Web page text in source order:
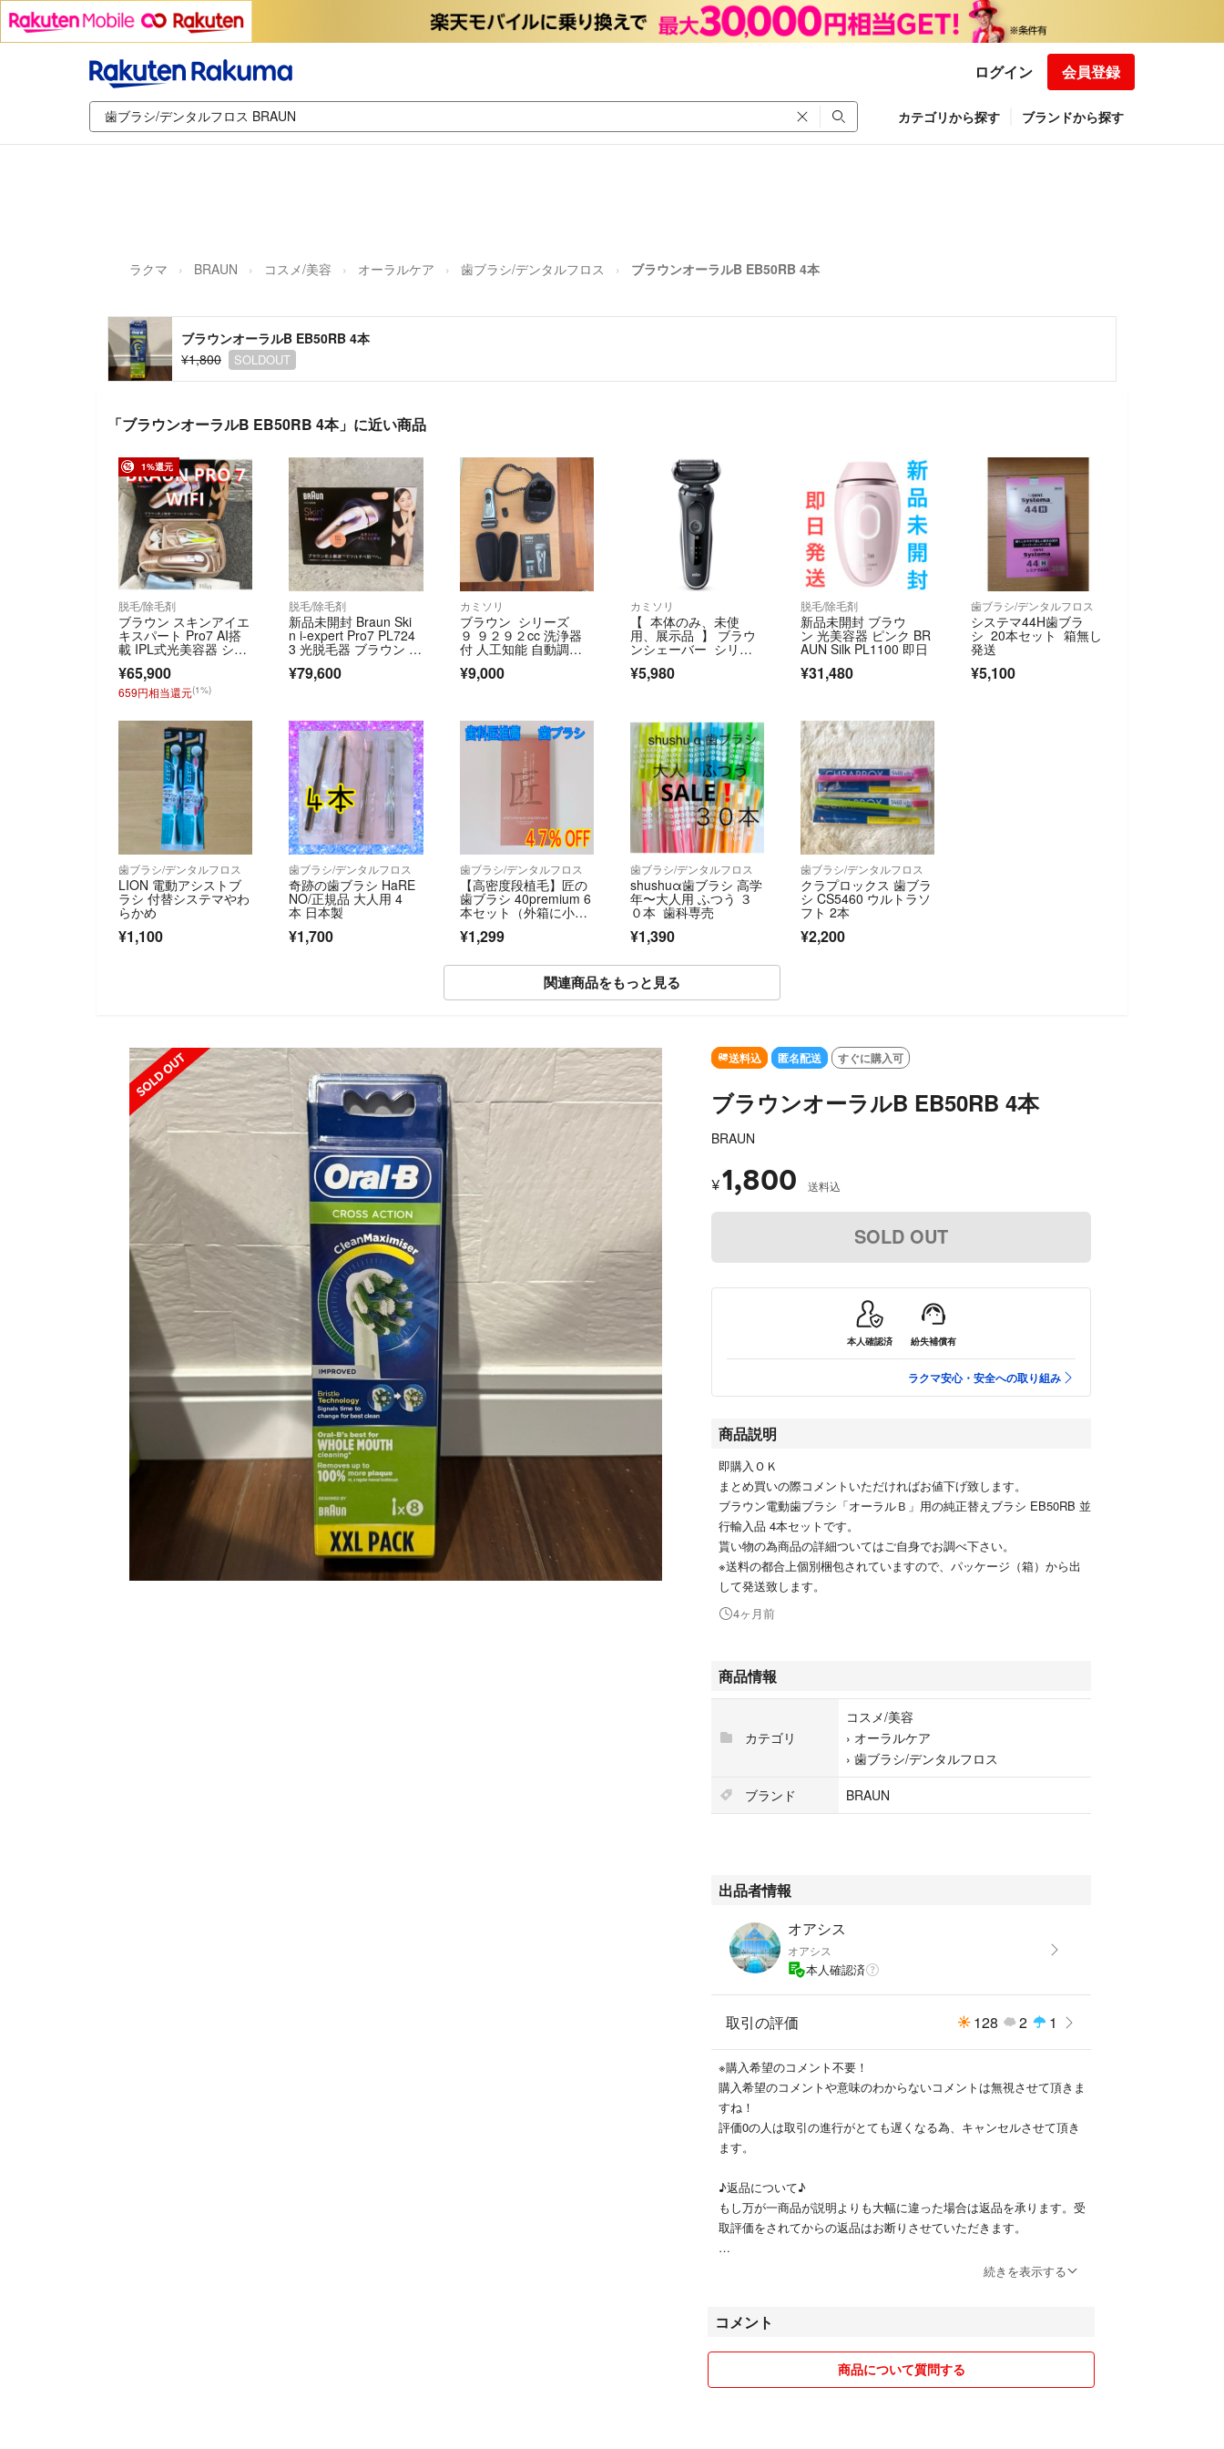
ログイン 会員登録
カテゴリから探す ブランドから探す
ラクマ BRAUN コスメ/美容 オーラルケア 歯ブラシ/デンタルフロス ブラウンオーラルB EB50RB 4本
ブラウンオーラルB EB50RB 4本
¥1,800
SOLDOUT
「ブラウンオーラルB EB50RB 4本」に近い商品
1%還元
脱毛/除毛剤
ブラウン スキンアイエ
キスパート Pro7 AI搭
載 IPL式光美容器 シル
クエキスパート Pro 7 i
-expert 脱毛器
¥65,900
659円相当還元(1%)
脱毛/除毛剤
新品未開封 Braun Ski
n i-expert Pro7 PL724
3 光脱毛器 ブラウン ス
キンアイエキスパート
¥79,600
カミソリ
ブラウン シリーズ
９ ９２９２cc 洗浄器
付 人工知能 自動調
整 風呂剃り可
¥9,000
カミソリ
【 本体のみ、未使
用、展示品 】 ブラウ
ンシェーバー シリー
ズ5
¥5,980
脱毛/除毛剤
新品未開封 ブラウ
ン 光美容器 ピンク BR
AUN Silk PL1100 即日
¥31,480
歯ブラシ/デンタルフロス
システマ44H歯ブラ
シ 20本セット 箱無し
発送
¥5,100
歯ブラシ/デンタルフロス
LION 電動アシストブ
ラシ 付替システマやわ
らかめ
¥1,100
歯ブラシ/デンタルフロス
奇跡の歯ブラシ HaRE
NO/正規品 大人用 4
本 日本製
¥1,700
歯ブラシ/デンタルフロス
【高密度段植毛】匠の
歯ブラシ 40premium 6
本セット（外箱に小傷
¥1,299
歯ブラシ/デンタルフロス
shushuα歯ブラシ 高学
年〜大人用 ふつう ３
０本 歯科専売
¥1,390
歯ブラシ/デンタルフロス
クラプロックス 歯ブラ
シ CS5460 ウルトラソ
フト 2本
¥2,200
関連商品をもっと見る
SOLD OUT 送料込 匿名配送 すぐに購入可
ブラウンオーラルB EB50RB 4本
BRAUN
¥1,800 送料込
SOLD OUT
本人確認済 紛失補償有
ラクマ安心・安全への取り組み
商品説明
即購入ＯＫ
まとめ買いの際コメントいただければお値下げ致します。
ブラウン電動歯ブラシ「オーラルＢ」用の純正替えブラシ EB50RB 並
行輸入品 4本セットです。
貰い物の為商品の詳細ついてはご自身でお調べ下さい。
※送料の都合上個別梱包されていますので、パッケージ（箱）から出
して発送致します。
4ヶ月前
商品情報
カテゴリ
コスメ/美容
› オーラルケア
› 歯ブラシ/デンタルフロス
ブランド
BRAUN
出品者情報
オアシス
オアシス
本人確認済
取引の評価 128 2 1
※購入希望のコメント不要！
購入希望のコメントや意味のわからないコメントは無視させて頂きま
すね！
評価0の人は取引の進行がとても遅くなる為、キャンセルさせて頂き
ます。
♪返品について♪
もし万が一商品が説明よりも大幅に違った場合は返品を承ります。受
取評価をされてからの返品はお断りさせていただきます。
先にコメントを頂いていた場合でも後から即購入希望の方がいらした
場合は、即購入優先となります。
続きを表示する
コメント
商品について質問する